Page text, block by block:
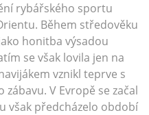
rybářského sportu
Během středověku
honitba výsadou
se však lovila jen na
vznikl teprve s
V Evropě se začal
však předcházelo období